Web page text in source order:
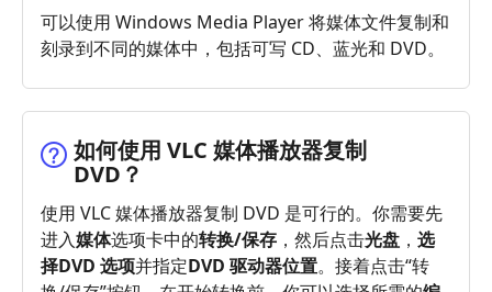
可以使用 Windows Media Player 将媒体文件复制和
刻录到不同的媒体中，包括可写 CD、蓝光和 DVD。
如何使用 VLC 媒体播放器复制
DVD？
使用 VLC 媒体播放器复制 DVD 是可行的。你需要先
进入媒体选项卡中的转换/保存 ，然后点击光盘 ， 选
择DVD 选项并指定DVD 驱动器位置。接着点击“转